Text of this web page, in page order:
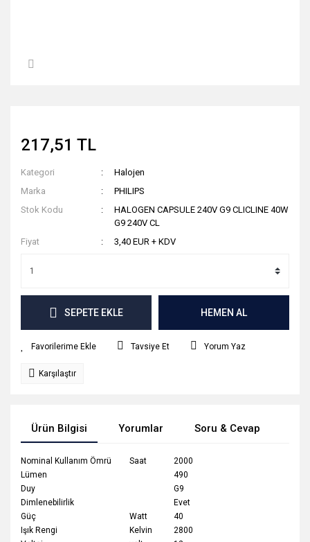
217,51 TL
Kategori
Halojen
Marka
PHILIPS
Stok Kodu
HALOGEN CAPSULE 240V G9 CLICLINE 40W
G9 240V CL
Fiyat
3,40 EUR + KDV
SEPETE EKLE HEMEN AL
Tavsiye Et Yorum Yaz
Karşılaştır
Ürün Bilgisi Yorumlar Soru & Cevap
Nominal Kullanım Ömrü Saat
2000
Lümen
490
Duy
G9
Dimlenebilirlik
Evet
Güç
Watt
40
Işık Rengi
Kelvin
2800